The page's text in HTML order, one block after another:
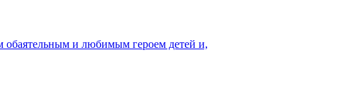
обаятельным и любимым героем детей и,